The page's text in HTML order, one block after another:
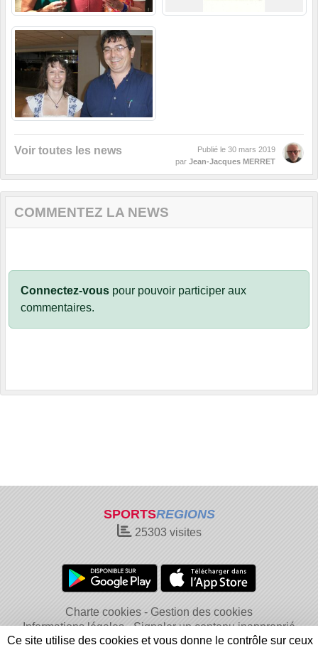
Voir toutes les news Publié le 30 mars 2019
par Jean-Jacques MERRET
COMMENTEZ LA NEWS
Connectez-vous pour pouvoir participer aux
commentaires.
SPORTSREGIONS
25303visites
Charte cookies
Gestion des cookies
Informations légales
Signaler un contenu inapproprié
Ce site utilise des cookies et vous donne le contrôle sur ceux